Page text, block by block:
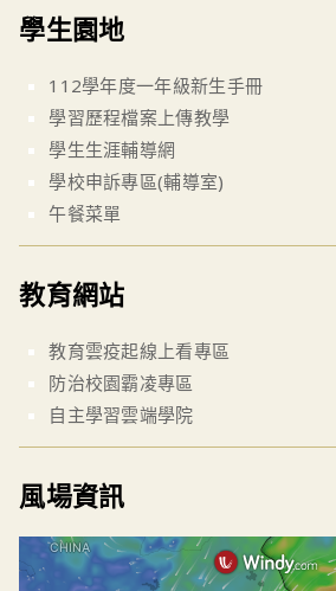
學生園地
112學年度一年級新生手冊
學習歷程檔案上傳教學
學生生涯輔導網
學校申訴專區(輔導室)
午餐菜單
教育網站
教育雲疫起線上看專區
防治校園霸凌專區
自主學習雲端學院
風場資訊